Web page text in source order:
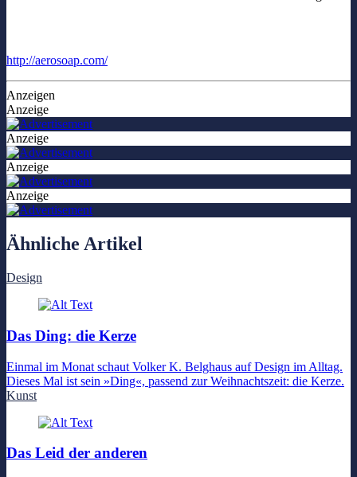
http://aerosoap.com/
Anzeigen
Anzeige
Anzeige
Anzeige
Anzeige
Ähnliche Artikel
Design
Das Ding: die Kerze
Einmal im Monat schaut Volker K. Belghaus auf Design im Alltag.
Dieses Mal ist sein »Ding«, passend zur Weihnachtszeit: die Kerze.
Kunst
Das Leid der anderen